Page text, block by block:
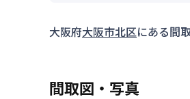
大阪府大阪市北区にある間
間取図・写真